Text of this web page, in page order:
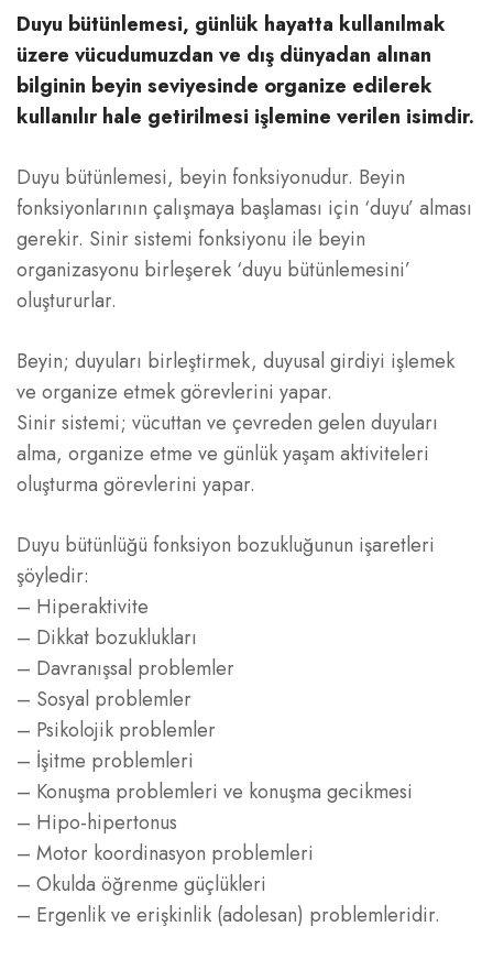
Duyu bütünlemesi, günlük hayatta kullanılmak
üzere vücudumuzdan ve dış dünyadan alınan
bilginin beyin seviyesinde organize edilerek
kullanılır hale getirilmesi işlemine verilen isimdir.
Duyu bütünlemesi, beyin fonksiyonudur. Beyin
fonksiyonlarının çalışmaya başlaması için ‘duyu’ alması
gerekir. Sinir sistemi fonksiyonu ile beyin
organizasyonu birleşerek ‘duyu bütünlemesini’
oluştururlar.
Beyin; duyuları birleştirmek, duyusal girdiyi işlemek
ve organize etmek görevlerini yapar.
Sinir sistemi; vücuttan ve çevreden gelen duyuları
alma, organize etme ve günlük yaşam aktiviteleri
oluşturma görevlerini yapar.
Duyu bütünlüğü fonksiyon bozukluğunun işaretleri
şöyledir:
– Hiperaktivite
– Dikkat bozuklukları
– Davranışsal problemler
– Sosyal problemler
– Psikolojik problemler
– İşitme problemleri
– Konuşma problemleri ve konuşma gecikmesi
– Hipo-hipertonus
– Motor koordinasyon problemleri
– Okulda öğrenme güçlükleri
– Ergenlik ve erişkinlik (adolesan) problemleridir.